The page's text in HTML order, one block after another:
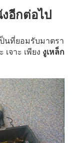
อีกต่อไป
ป็นที่ยอมรับมาตรา
จาะ เพียง งูเหล็ก